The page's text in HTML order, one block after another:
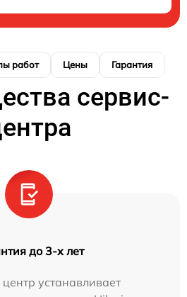
работ Цены Гарантия
сервис-
до 3-х лет
устанавливает